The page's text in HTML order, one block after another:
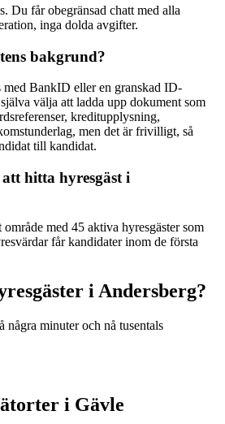
Du får obegränsad chatt med alla
inga dolda avgifter.
bakgrund?
med BankID eller en granskad ID-
välja att ladda upp dokument som
kreditupplysning,
men det är frivilligt, så
till kandidat.
hitta hyresgäst i
med 45 aktiva hyresgäster som
får kandidater inom de första
i Andersberg?
några minuter och nå tusentals
i Gävle